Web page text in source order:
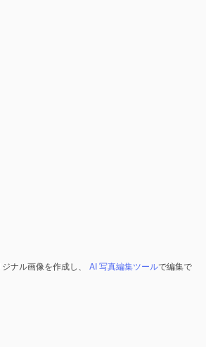
ナル画像を作成し、 AI 写真編集ツールで編集で